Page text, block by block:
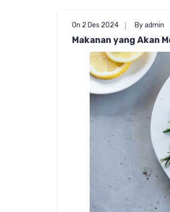
On 2 Des 2024 By admin
Makanan yang Akan